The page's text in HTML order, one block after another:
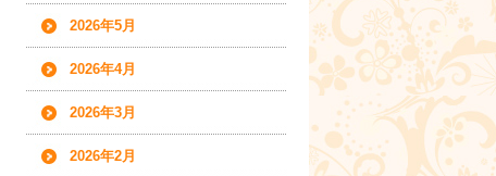
2026年5月
2026年4月
2026年3月
2026年2月